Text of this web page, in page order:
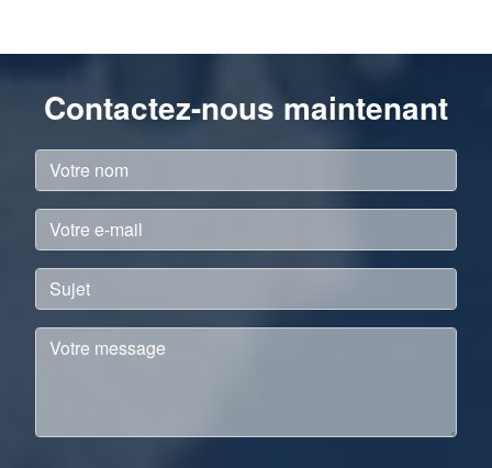
Contactez-nous maintenant